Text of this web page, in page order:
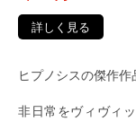
詳しく見る
ヒプノシスの傑作作
非日常をヴィヴィ